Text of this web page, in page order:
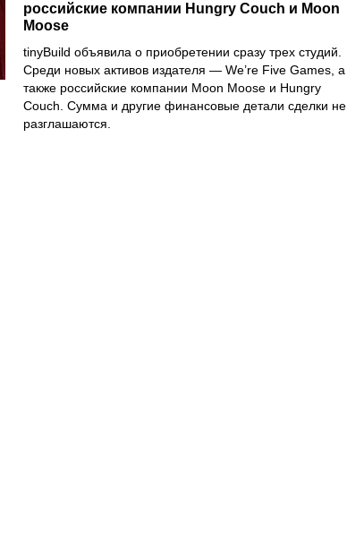
российские компании Hungry Couch и Moon
Moose
tinyBuild объявила о приобретении сразу трех студий.
Среди новых активов издателя — We’re Five Games , а
также российские компании Moon Moose и Hungry
Couch . Сумма и другие финансовые детали сделки не
разглашаются.